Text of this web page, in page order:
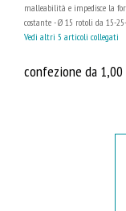
malleabilità e impedisce la
costante - Ø 15 rotoli da 15-
Vedi altri 5 articoli collegati
confezione da